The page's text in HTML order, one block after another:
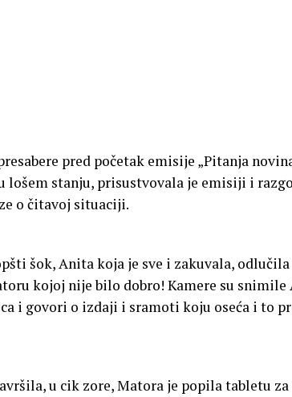
pred početak emisije „Pitanja
lošem stanju, prisustvovala je emisiji i
o čitavoj situaciji.
šok, Anita koja je sve i zakuvala,
kojoj nije bilo dobro! Kamere su
i govori o izdaji i sramoti koju oseća i to
u cik zore, Matora je popila tabletu